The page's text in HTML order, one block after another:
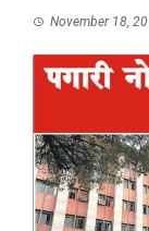
November 18,